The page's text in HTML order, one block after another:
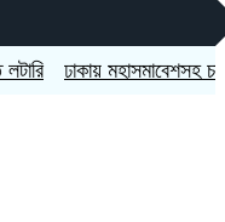
ঢাকায় মহাসমাবেশসহ চার